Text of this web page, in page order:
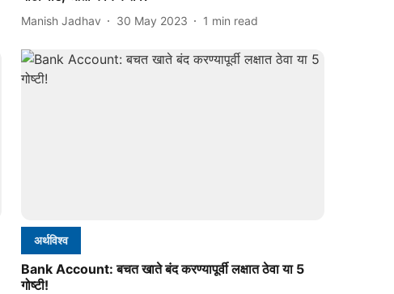
Manish Jadhav 30 May 2023 1 min read
अर्थविश्व
Bank Account: बचत खाते बंद करण्यापूर्वी लक्षात ठेवा या 5
गोष्टी!